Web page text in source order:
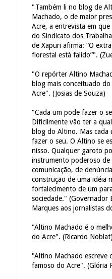
"Também li no blog de
Machado, o de maior
Acre, a entrevista em
do Sindicato dos
de Xapuri afirma: “O
florestal está falido”".
"O repórter Altino
blog mais conceituado
Acre". (Josias de Souza)
"Cada um pode fazer o
Dificilmente vão ter a
blog do Altino. Mas cada
fazer o seu. O Altino se
nisso. Qualquer garoto
instrumento poderoso de
comunicação, de
construção de uma idéia
fortalecimento de um
sociedade." (Governador
Marques aos jornalistas
"Altino Machado é o
do Acre". (Ricardo Noblat)
"Altino Machado escreve
famoso do Acre". (Glória